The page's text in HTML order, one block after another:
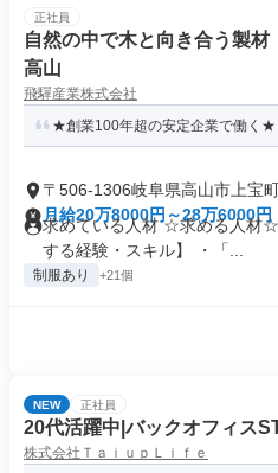
正社員
自然の中で木と向き合う製
高山
飛驒産業株式会社
★創業100年超の安定企業で働く★
〒506-1306岐阜県高山市上宝
月給20万8000円～28万6000円
求めている人材 ☆求める人材
する経験・スキル】 ・「...
制服あり +21個
NEW 正社員
20代活躍中|バックオフィス
株式会社ＴａｉｕｐＬｉｆｅ